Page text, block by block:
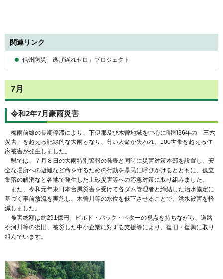
関連リンク
信州防災「逃げ遅れゼロ」プロジェクト
7月
令和2年7月豪雨災害
梅雨前線の長期停滞により、下伊那及び木曽地域を中心に昭和36年の「三六
災害」を超える記録的な大雨となり、尊い人命が失われ、100世帯を超える住
家被害が発生しました。
県では、７月８日の大雨特別警報の発表と同時に災害対策本部を設置し、安
全な場所への避難など命を守るための行動を県民に呼びかけるとともに、孤立
集落の解消など各地で発生した土砂災害等への応急対策に取り組みました。
また、令和元年東日本台風災害を受けて各ダム管理者と締結した治水協定に
基づく事前放流を実施し、木曽川等の水位を低下させることで、洪水被害を軽
減しました。
被害総額は約291億円。ビルド・バック・ベターの視点を持ちながら、道路
や河川等の復旧、被災した中小企業に対する支援等により、復旧・復興に取り
組んでいます。